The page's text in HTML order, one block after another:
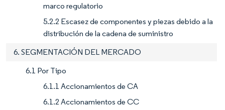
marco regulatorio
5.2.2 Escasez de componentes y piezas debido a la
distribución de la cadena de suministro
6. SEGMENTACIÓN DEL MERCADO
6.1 Por Tipo
6.1.1 Accionamientos de CA
6.1.2 Accionamientos de CC